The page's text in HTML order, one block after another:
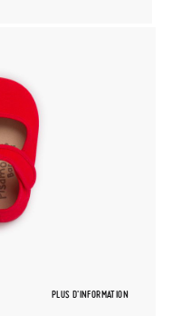
PLUS D'INFORMATION